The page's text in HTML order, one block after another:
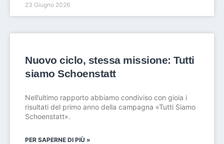
23 Giugno 2026
Nuovo ciclo, stessa missione: Tutti
siamo Schoenstatt
Nell’ultimo rapporto abbiamo condiviso con gioia i
risultati del primo anno della campagna «Tutti Siamo
Schoenstatt».
PER SAPERNE DI PIÙ »